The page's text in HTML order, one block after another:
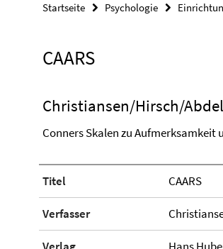
Startseite Psychologie
CAARS
Christiansen/Hirsch/
Conners Skalen zu Aufmerksamkeit
Titel CAARS
Verfasser